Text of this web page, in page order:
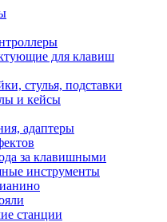
для клавиш
стулья, подставки
и кейсы
адаптеры
за клавишными
инструменты
станции